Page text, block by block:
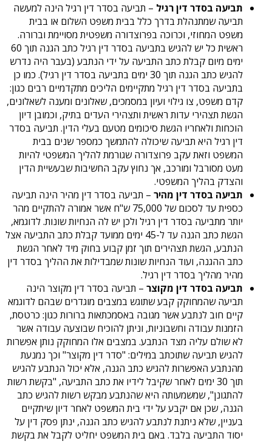
תביעה בסדר דין רגיל – תביעה בסדר דין רגיל הינה למעשה
תביעה שמתנהלת בדרך כלל בבית משפט השלום או בבית
משפט המחוזי, וכרוכה בפרוצדורה משפטית מסויימת וברורה.
ראשית כל יש להגיש בתביעה בסדר דין רגיל כתב הגנה תוך 60
ימים מיום קבלת כתב התביעה על ידי הנתבע (בעבר היה נדרש
להגיש כתב הגנה תוך 30 ימים בתביעה בסדר דין רגיל). כמו כן
בתביעה בסדר דין רגיל מתקיימים הליכים מתקדמיים רבים כגון:
קדם משפט, צו גילוי ועיון במסמכים, שאלונים ומענה לשאלונים,
הגשת תצהירי עדות ראשית ותצהירי העדים בתיק, וכמובן דיון
הוכחות ולאחריו הגשת סיכומים מטעם בעלי הדין. תביעה בסדר
דין רגיל היא תביעה שיכולה להתמשך כמספר שנים בבית
המשפט וזאת עקב פרוצדורה שגורמת להליך המשפטי להיות
מעט מסורבל ומורכב, אך נחוץ עקב החשיבות שבעשיית הדין
והצדק בהליך המשפטי.
תביעה בסדר דין מהיר – תביעה בסדר דין מהיר הינה תביעה
כספית עד לסכום של 75,000 ש"ח אשר אמורה להתקיים מהר
יותר מתביעה בסדר דין רגיל ולכן יש לה הנחיות שונות. לדוגמא,
הגשת כתב הגנה עד ל-45 ימים ממועד קבלת כתב התביעה אצל
הנתבע, הגשת תצהירים תוך זמן קבוע בחוק מיד לאחר הגשת
כתב ההגנה, ועוד הנחיות שונות שמבדילות את ההליך בסדר דין
מהיר מהליך בסדר דין רגיל.
תביעה בסדר דין מקוצר – תביעה בסדר דין מקוצר הינה
תביעה שהמחוקק קבע שתוגש במצבים מוגדרים שבהם לדוגמא
קיים חוב לנתבע אשר מגובה באסמכתאות ברורות כגון: כרטסת,
הזמנות עבודה וחשבוניות, וניתן להוכיח שבוצעה עבודה אשר
לא שולם עליה מצד הנתבע. במצבים אלו המחוקק נותן אפשרות
להגיש תביעה שתוכתב במילים: "סדר דין מקוצר" וכך נמנעת
מהנתבע האפשרות להגיש כתב הגנה, אלא יכול הנתבע להגיש
תוך 30 ימים לאחר שקיבל לידיו את כתב התביעה, "בקשת רשות
להתגונן", שמשמעותה היא שהנתבע מבקש רשות להגיש כתב
הגנה, שכן אם יקבע על ידי בית המשפט לאחר דיון שיתקיים
בעניין, שלא ניתנת לנתבע להגיש כתב הגנה, ינתן פסק דין על
יסוד התביעה בלבד. באם בית המשפט יחליט לקבל את בקשת